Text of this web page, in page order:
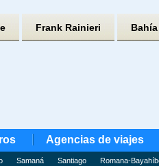
Frank Rainieri
Agencias de viajes
Samaná Santiago Romana-